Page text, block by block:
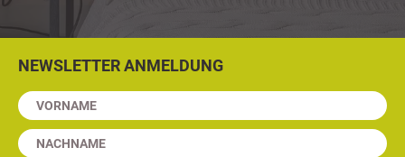
NEWSLETTER ANMELDUNG